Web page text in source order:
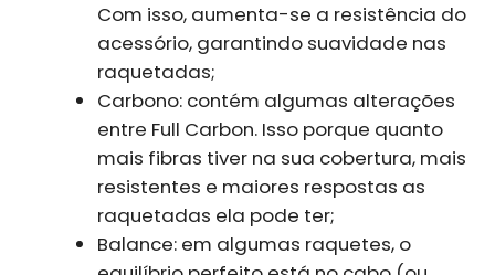
Com isso, aumenta-se a resistência do
acessório, garantindo suavidade nas
raquetadas;
Carbono: contém algumas alterações
entre Full Carbon. Isso porque quanto
mais fibras tiver na sua cobertura, mais
resistentes e maiores respostas as
raquetadas ela pode ter;
Balance: em algumas raquetes, o